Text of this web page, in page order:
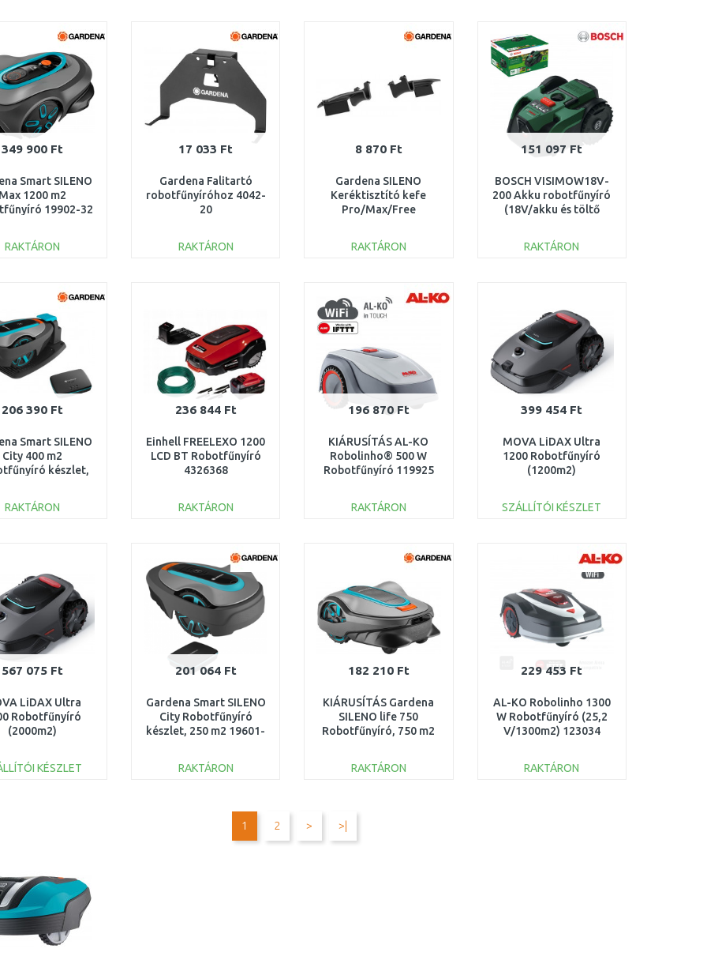
Összehasonlítás Összehasonlítás Összehasonlítás Összehasonlítás
349 900 Ft
Smart SILENO
Max 1200 m2
19902-32
RAKTÁRON
Összehasonlítás
17 033 Ft
Gardena Falitartó
robotfűnyíróhoz 4042-
20
RAKTÁRON
8 870 Ft
Gardena SILENO
Keréktisztító kefe
Pro/Max/Free
15024-20
RAKTÁRON
Összehasonlítás
151 097 Ft
BOSCH VISIMOW18V-
200 Akku robotfűnyíró
(18V/akku és töltő
RAKTÁRON
206 390 Ft
Smart SILENO
City 400 m2
készlet,
SZERVIZELT
RAKTÁRON
236 844 Ft
Einhell FREELEXO 1200
LCD BT Robotfűnyíró
4326368
RAKTÁRON
Összehasonlítás
196 870 Ft
KIÁRUSÍTÁS AL-KO
Robolinho® 500 W
Robotfűnyíró 119925
RAKTÁRON
Összehasonlítás
399 454 Ft
MOVA LiDAX Ultra
1200 Robotfűnyíró
(1200m2)
SZÁLLÍTÓI KÉSZLET
Összehasonlítás
567 075 Ft
LiDAX Ultra
Robotfűnyíró
(2000m2)
KÉSZLET
201 064 Ft
Gardena Smart SILENO
City Robotfűnyíró
készlet, 250 m2 19601-
RAKTÁRON
182 210 Ft
KIÁRUSÍTÁS Gardena
SILENO life 750
Robotfűnyíró, 750 m2
RAKTÁRON
Összehasonlítás
229 453 Ft
AL-KO Robolinho 1300
W Robotfűnyíró (25,2
V/1300m2) 123034
RAKTÁRON
1 2 > >|